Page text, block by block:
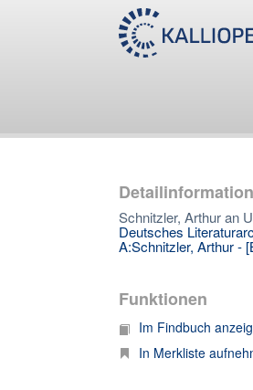
Schnitzler, Arthur an
Deutsches
A:Schnitzler, Arthur -
Funktionen
Im Findbuch
In Merkliste